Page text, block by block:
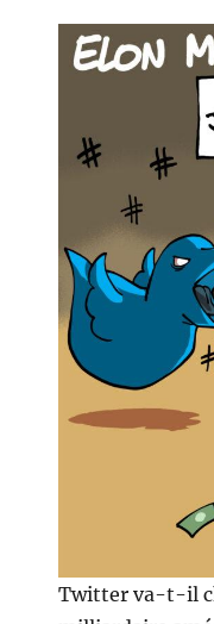
Twitter va-t-il